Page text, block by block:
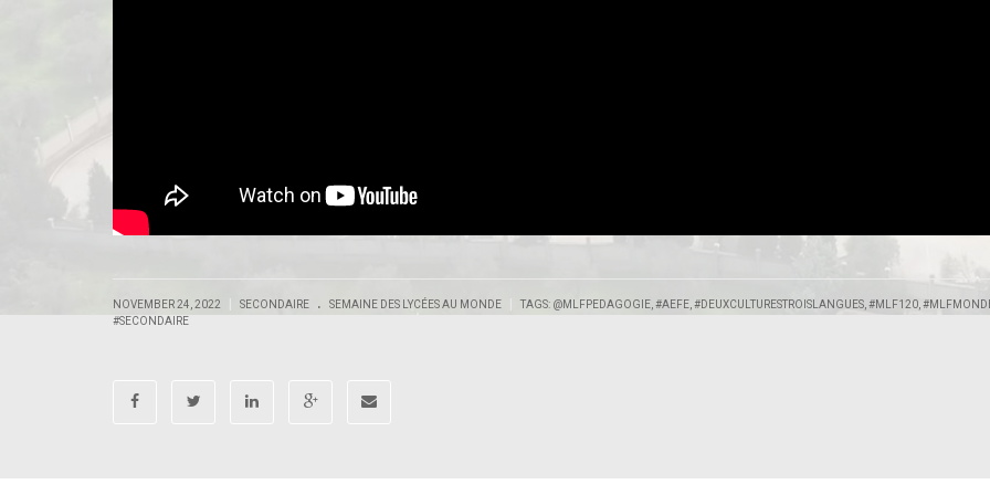
NOVEMBER 24, 2022 | SECONDAIRE . SEMAINE DES LYCÉES AU MONDE TAGS: @MLFPEDAGOGIE #AEFE #DEUXCULTURESTROISLANGUES #MLF120
#SECONDAIRE